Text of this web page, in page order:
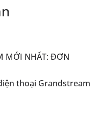
MỚI NHẤT: ĐƠN
thoại Grandstream